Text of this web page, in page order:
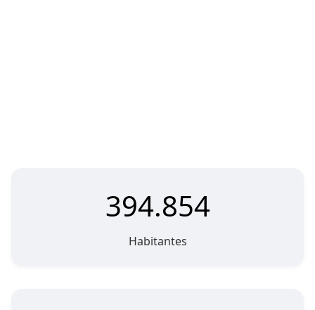
394.854
Habitantes